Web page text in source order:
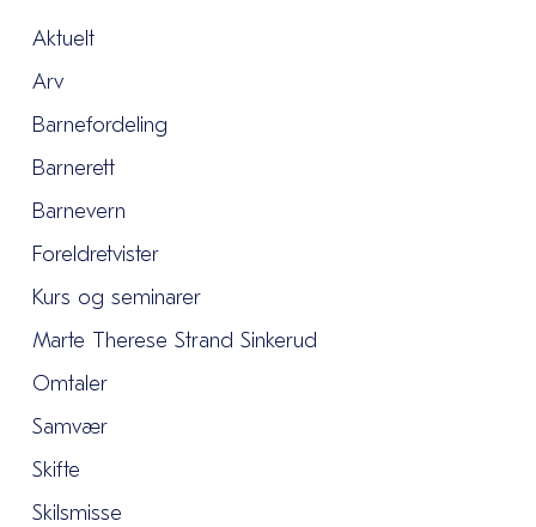
Aktuelt
Arv
Barnefordeling
Barnerett
Barnevern
Foreldretvister
Kurs og seminarer
Marte Therese Strand Sinkerud
Omtaler
Samvær
Skifte
Skilsmisse